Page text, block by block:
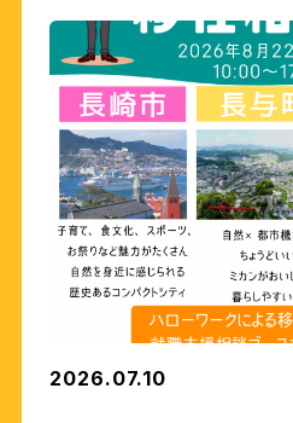
2026.07.10